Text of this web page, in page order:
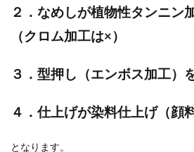
る革
の特
徴４
つ
エイ
グを
楽し
イン
２．なめしが植物性タンニン
（クロム加工は×）
３．型押し（エンボス加工）
４．仕上げが染料仕上げ（顔
となります。